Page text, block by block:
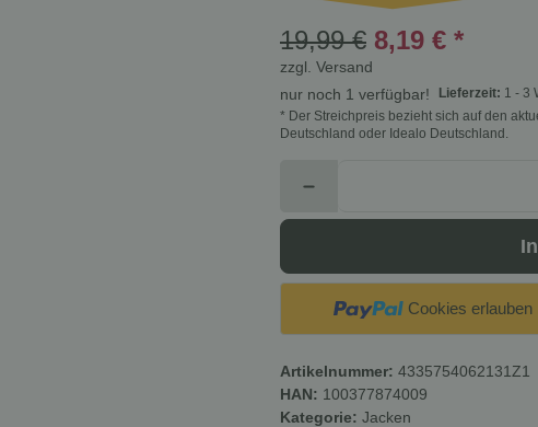
19,99 € 8,19 € *
zzgl. Versand
nur noch 1 verfügbar!
Lieferzeit: 1 - 3
* Der Streichpreis bezieht sich auf den
Deutschland oder Idealo Deutschland.
Cookies erlauben
Artikelnummer: 4335754062131Z1
HAN: 100377874009
Kategorie: Jacken